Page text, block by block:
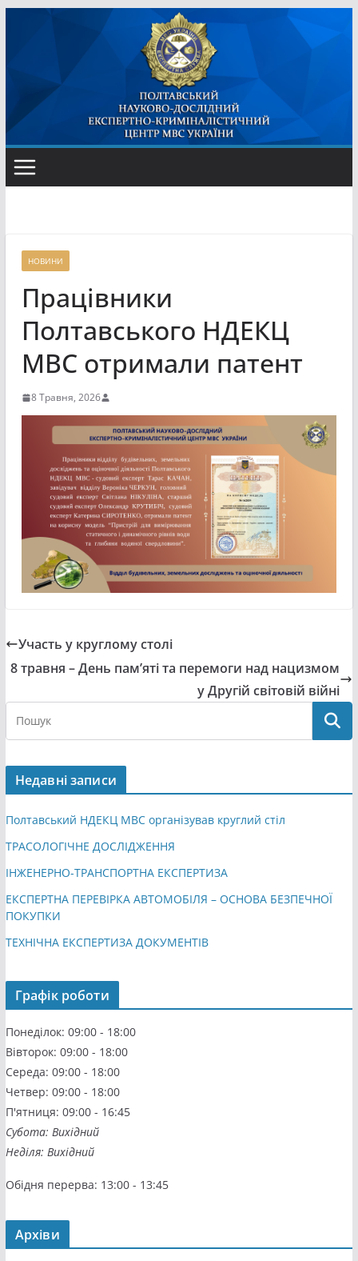
НОВИНИ
Працівники
Полтавського НДЕКЦ
МВС отримали патент
8 Травня, 2026
Участь у круглому столі
8 травня – День пам’яті та перемоги над нацизмом
у Другій світовій війні
Недавні записи
Полтавський НДЕКЦ МВС організував круглий стіл
ТРАСОЛОГІЧНЕ ДОСЛІДЖЕННЯ
ІНЖЕНЕРНО-ТРАНСПОРТНА ЕКСПЕРТИЗА
ЕКСПЕРТНА ПЕРЕВІРКА АВТОМОБІЛЯ – ОСНОВА БЕЗПЕЧНОЇ
ПОКУПКИ
ТЕХНІЧНА ЕКСПЕРТИЗА ДОКУМЕНТІВ
Графік роботи
Понеділок: 09:00 - 18:00
Вівторок: 09:00 - 18:00
Середа: 09:00 - 18:00
Четвер: 09:00 - 18:00
П'ятниця: 09:00 - 16:45
Субота: Вихідний
Неділя: Вихідний
Обідня перерва: 13:00 - 13:45
Архіви